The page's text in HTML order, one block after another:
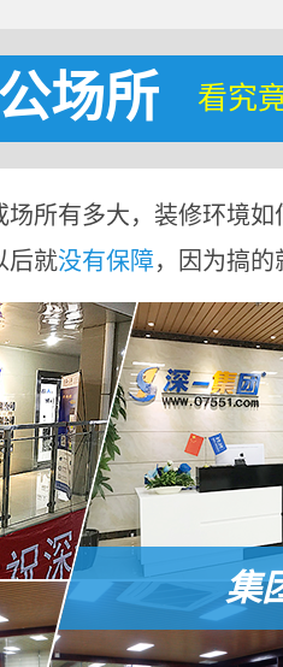
场所 看究
场所有多大，装修环境
后就没有保障，因为搞
集